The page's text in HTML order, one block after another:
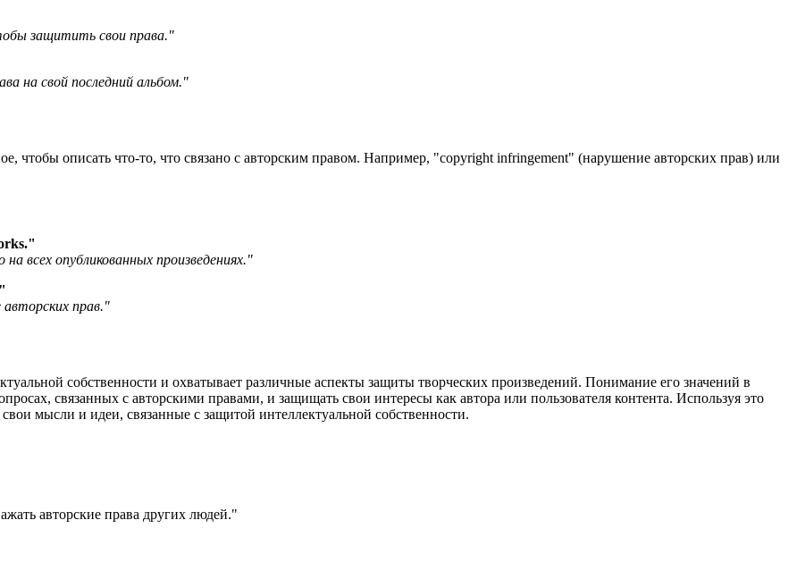
защитить свои права."
на свой последний альбом."
чтобы описать что-то, что связано с авторским правом. Например, "copyright infringement" (нарушение авторских прав) или
"
всех опубликованных произведениях."
"
авторских прав."
собственности и охватывает различные аспекты защиты творческих произведений. Понимание его значений в
связанных с авторскими правами, и защищать свои интересы как автора или пользователя контента. Используя это
мысли и идеи, связанные с защитой интеллектуальной собственности.
авторские права других людей."